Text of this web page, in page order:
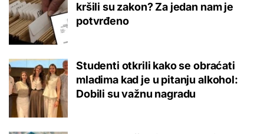
kršili su zakon? Za jedan nam je
potvrđeno
Studenti otkrili kako se obraćati
mladima kad je u pitanju alkohol:
Dobili su važnu nagradu